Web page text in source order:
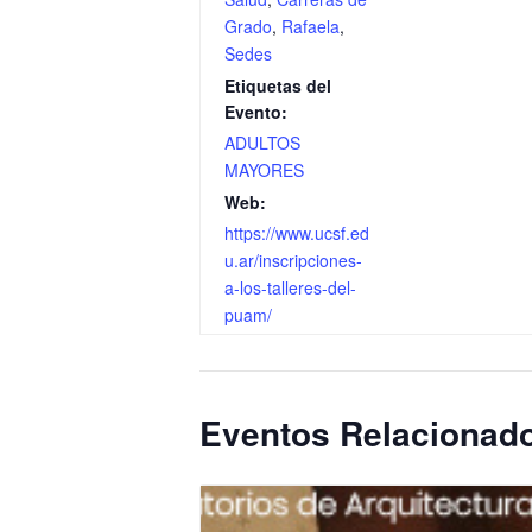
Grado, Rafaela,
Sedes
Etiquetas del
Evento:
ADULTOS
MAYORES
Web:
https://www.ucsf.ed
u.ar/inscripciones-
a-los-talleres-del-
puam/
Eventos